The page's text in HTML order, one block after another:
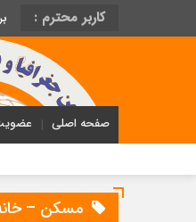
کاربر محترم :
صفحه اصلی
مسکن –